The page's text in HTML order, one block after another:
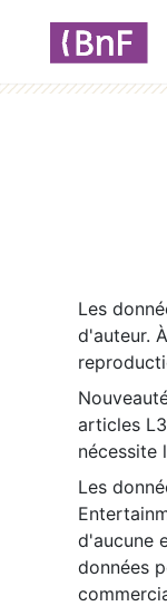
Les
d'auteur.
articles
nécessite
Les
d'aucune
données